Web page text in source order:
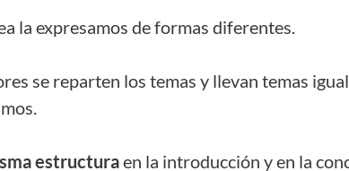
la expresamos de formas diferentes.
se reparten los temas y llevan temas
estructuraen la introducción y en la